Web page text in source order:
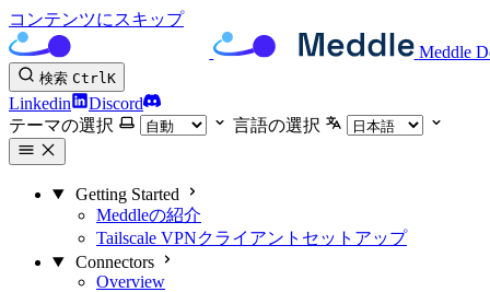
コンテンツにスキップ
Meddle
検索 CtrlK
Linkedin
Discord
テーマの選択
言語の選択
Getting Started
Meddleの紹介
Tailscale VPNクライアントセットアップ
Connectors
Overview